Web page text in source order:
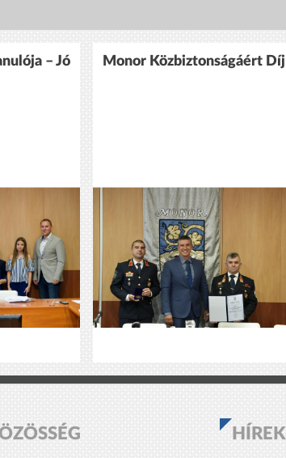
– Jó
Monor Közbiztonságáért Díj
HÍREK